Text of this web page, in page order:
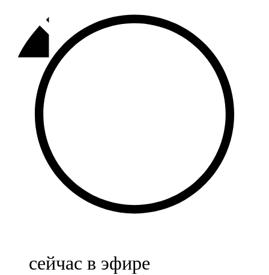
92,9 FM
Базарлы матак
107,1 FM
Балык бистәсе
104,9 FM
Баулы
107,5 FM
Биләр
Болгар
сейчас в эфире